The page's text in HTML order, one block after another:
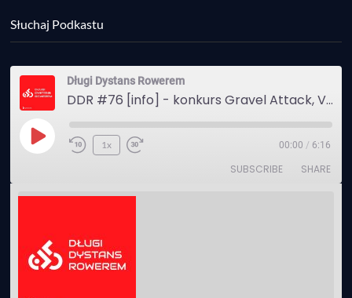
Słuchaj Podkastu
Długi Dystans Rowerem
DDR #76 [info] - konkurs Gravel Attack, Varmia Gravel, Bike Expo, Inspire India Ultra Race
Play
1x 00:00 / 6:16
SUBSCRIBE SHARE